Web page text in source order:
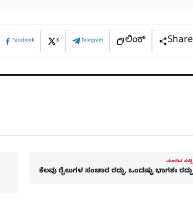
Facebook X Telegram ಲಿಂಕ್ Share
ಮುಂದಿನ ಸುದ್ದಿ
ಕೆಲವು ರೈಲುಗಳ ಸಂಚಾರ ರದ್ದು, ಒಂದಷ್ಟು ಭಾಗಶಃ ರದ್ದು